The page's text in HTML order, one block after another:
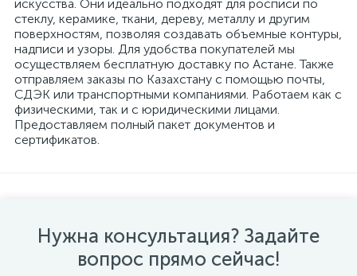
искусства. Они идеально подходят для росписи по
стеклу, керамике, ткани, дереву, металлу и другим
поверхностям, позволяя создавать объемные контуры,
надписи и узоры. Для удобства покупателей мы
осуществляем бесплатную доставку по Астане. Также
отправляем заказы по Казахстану с помощью почты,
СДЭК или транспортными компаниями. Работаем как с
физическими, так и с юридическими лицами.
Предоставляем полный пакет документов и
сертификатов.
Нужна консультация? Задайте
вопрос прямо сейчас!